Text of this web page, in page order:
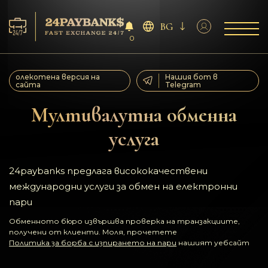
Услуга
Резерва
За партньорите
Отзиви
Правила
AML/CFT
0
BG
Мултивалутна обменна
услуга
олекотена версия на
сайта
Нашия бот в
Telegram
24paybanks предлага висококачествени
международни услуги за обмен на електронни
пари
Обменното бюро извършва проверка на транзакциите,
получени от клиенти. Моля, прочетете
Политика за борба с изпирането на пари нашият уебсайт